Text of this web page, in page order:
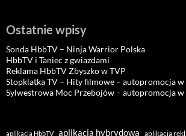
Ostatnie wpisy
Sonda HbbTV – Ninja Warrior Polska
HbbTV i Taniec z gwiazdami
Reklama HbbTV Zbyszko w TVP
Stopklatka TV – Hity filmowe – autopromocja
Sylwestrowa Moc Przebojów – autopromocja
aplikacja HbbTV aplikacja hybrydowa aplikacja